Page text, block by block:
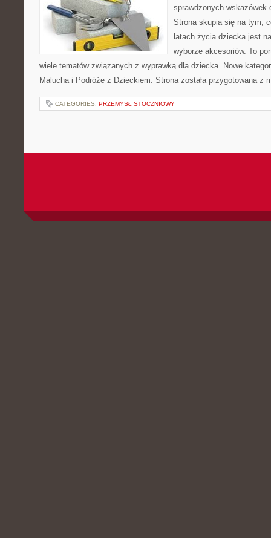
sprawdzonych wskazówek
Strona skupia się na tym,
latach życia dziecka jest
wyborze akcesoriów. To
wiele tematów związanych z wyprawką dla dziecka. Nowe
Malucha i Podróże z Dzieckiem. Strona została przygotowana z
CATEGORIES: PRZEMYSŁ STOCZNIOWY